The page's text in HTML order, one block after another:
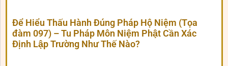
Để Hiểu Thấu Hành Đúng Pháp Hộ Niệm (Tọa
đàm 097) – Tu Pháp Môn Niệm Phật Cần Xác
Định Lập Trường Như Thế Nào?